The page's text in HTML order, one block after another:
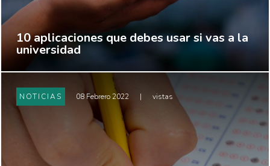
10 aplicaciones que debes usar si vas a la
universidad
NOTICIAS 08 Febrero 2022 | vistas